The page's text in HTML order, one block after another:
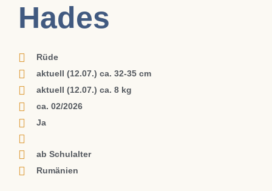
Hades
Rüde
aktuell (12.07.) ca. 32-35 cm
aktuell (12.07.) ca. 8 kg
ca. 02/2026
Ja
ab Schulalter
Rumänien